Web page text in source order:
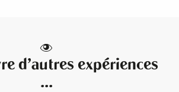
d'autres expériences
...